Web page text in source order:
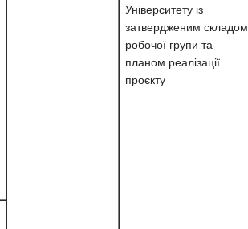
Університету із
затвердженим складом
робочої групи та
планом реалізації
проєкту